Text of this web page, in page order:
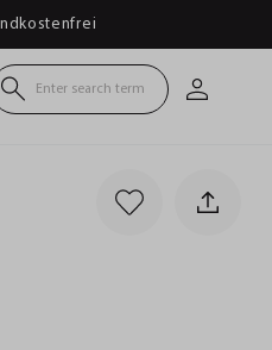
Enter search term